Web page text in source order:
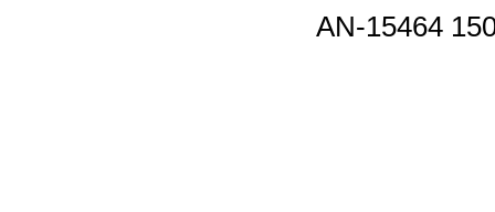
AN-15464